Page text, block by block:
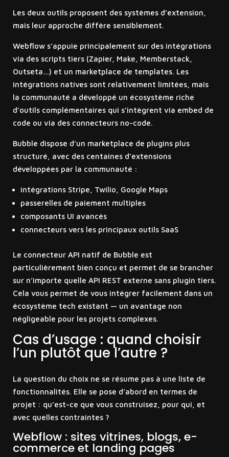
Les deux outils proposent des systèmes d’extension,
mais leur approche diffère sensiblement.
Webflow s’appuie principalement sur des intégrations
via des scripts tiers (Zapier, Make, Memberstack,
Outseta…) et un marketplace de templates. Les
intégrations natives sont relativement limitées, mais
la communauté a développé un écosystème riche
d’outils complémentaires qui s’intègrent via embed de
code ou via des connecteurs no-code.
Bubble dispose d’un marketplace de plugins plus
structuré, avec des centaines d’extensions
développées par la communauté :
intégrations Stripe, Twilio, Google Maps
passerelles de paiement multiples
composants UI avancés
connecteurs vers les principaux outils SaaS
Le connecteur API natif de Bubble est
particulièrement bien conçu et permet de se brancher
sur n’importe quelle API REST externe sans plugin tiers.
Cela vous permet de vous intégrer facilement dans un
écosystème tech existant — un avantage non
négligeable pour les projets complexes.
Cas d’usage : quand choisir
l’un plutôt que l’autre ?
La question du choix ne se résume pas à une liste de
fonctionnalités. Elle se pose d’abord en termes de
projet : qu’est-ce que vous construisez, pour qui, et
avec quelles contraintes ?
Webflow : sites vitrines, blogs, e-
commerce et landing pages